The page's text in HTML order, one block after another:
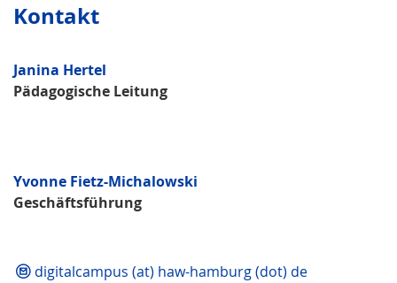
Kontakt
Janina Hertel
Pädagogische Leitung
Yvonne Fietz-Michalowski
Geschäftsführung
digitalcampus (at) haw-hamburg (dot) de